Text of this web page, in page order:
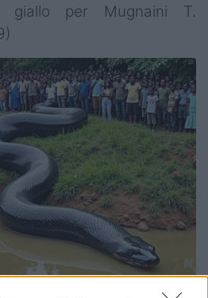
per Mugnaini T.